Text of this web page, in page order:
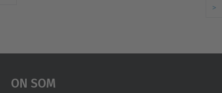
>
On Som